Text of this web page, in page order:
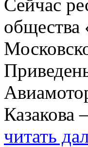
Сейчас
общества
читать